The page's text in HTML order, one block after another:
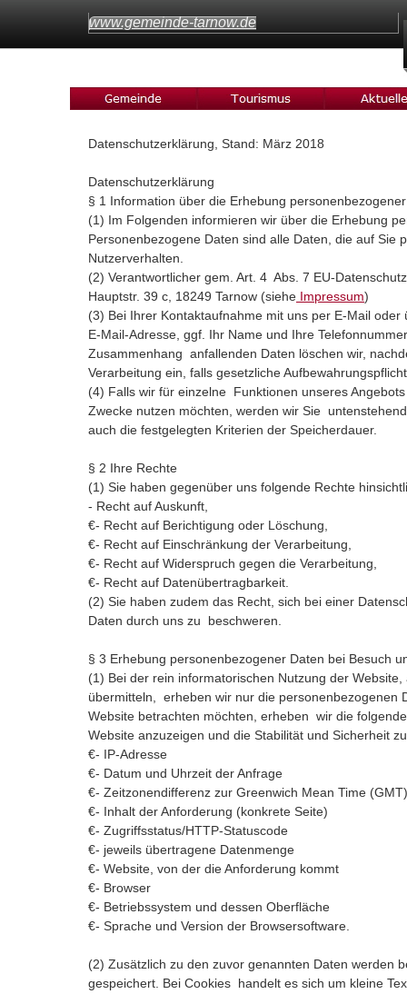
Datenschutzerklärung, Stand: März 2018
Datenschutzerklärung
§ 1 Information über die Erhebung
(1) Im Folgenden informieren wir über die Erhebung
Personenbezogene Daten sind alle Daten, die auf
Nutzerverhalten.
(2) Verantwortlicher gem. Art. 4 Abs. 7 EU-
Hauptstr. 39 c, 18249 Tarnow (siehe Impressum)
(3) Bei Ihrer Kontaktaufnahme mit uns per E-Mail
E-Mail-Adresse, ggf. Ihr Name und Ihre
Zusammenhang anfallenden Daten löschen wir,
Verarbeitung ein, falls gesetzliche
(4) Falls wir für einzelne Funktionen unseres
Zwecke nutzen möchten, werden wir Sie
auch die festgelegten Kriterien der Speicherdauer.
§ 2 Ihre Rechte
(1) Sie haben gegenüber uns folgende Rechte
- Recht auf Auskunft,
€- Recht auf Berichtigung oder Löschung,
€- Recht auf Einschränkung der Verarbeitung,
€- Recht auf Widerspruch gegen die Verarbeitung,
€- Recht auf Datenübertragbarkeit.
(2) Sie haben zudem das Recht, sich bei einer
Daten durch uns zu beschweren.
§ 3 Erhebung personenbezogener Daten bei Besuch
(1) Bei der rein informatorischen Nutzung der
übermitteln, erheben wir nur die personenbezogenen
Website betrachten möchten, erheben wir die
Website anzuzeigen und die Stabilität und Sicherheit
€- IP-Adresse
€- Datum und Uhrzeit der Anfrage
€- Zeitzonendifferenz zur Greenwich Mean Time (GMT)
€- Inhalt der Anforderung (konkrete Seite)
€- Zugriffsstatus/HTTP-Statuscode
€- jeweils übertragene Datenmenge
€- Website, von der die Anforderung kommt
€- Browser
€- Betriebssystem und dessen Oberfläche
€- Sprache und Version der Browsersoftware.
(2) Zusätzlich zu den zuvor genannten Daten werden
gespeichert. Bei Cookies handelt es sich um kleine
www.gemeinde-tarnow.de